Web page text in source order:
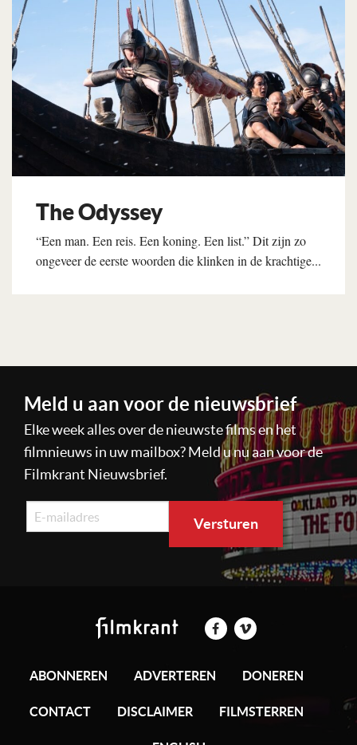
The Odyssey
“Een man. Een reis. Een koning. Een list.” Dit zijn zo
ongeveer de eerste woorden die klinken in de krachtige...
Meld u aan voor de nieuwsbrief
Elke week alles over de nieuwste films en het
filmnieuws in uw mailbox? Meld u nu aan voor de
Filmkrant Nieuwsbrief.
ABONNEREN ADVERTEREN DONEREN
CONTACT DISCLAIMER FILMSTERREN